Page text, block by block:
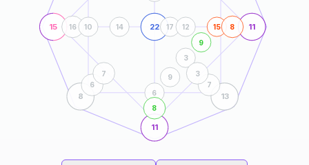
15 11
11
22
8 13
6
9
3
9
15
16 8
8
10 17 12
14
6
7
7
3